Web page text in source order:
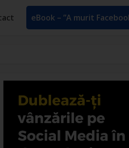
eBook – ”A murit